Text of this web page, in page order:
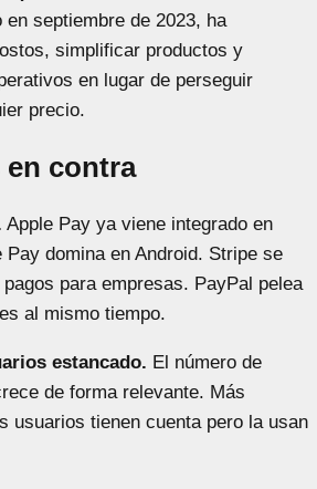
en septiembre de 2023, ha
simplificar productos y
en lugar de perseguir
precio.
contra
Apple Pay ya viene integrado en
Pay domina en Android. Stripe se
para empresas. PayPal pelea
al mismo tiempo.
estancado. El número de
de forma relevante. Más
usuarios tienen cuenta pero la usan